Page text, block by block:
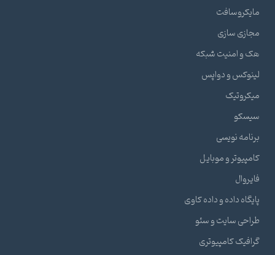
سازی
و امنیت شبکه
و دواپس
نویسی
و موبایل
داده و داده کاوی
سایت و سئو
کامپیوتری